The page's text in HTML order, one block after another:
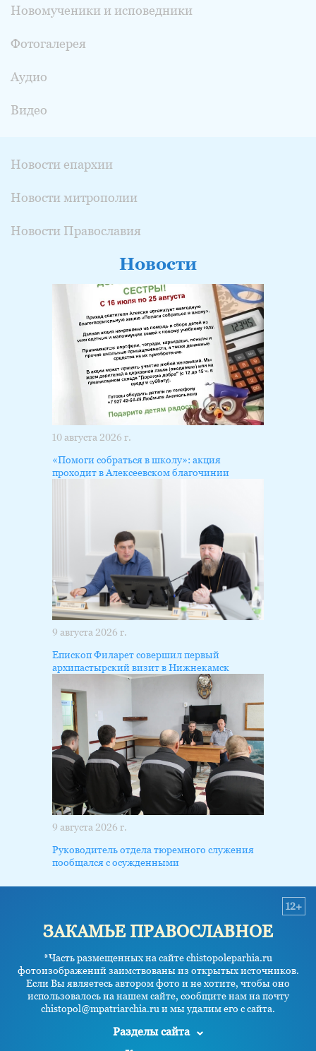
Новомученики и исповедники
Фотогалерея
Аудио
Видео
Новости епархии
Новости митрополии
Новости Православия
Новости
10 августа 2026 г.
«Помоги собраться в школу»: акция
проходит в Алексеевском благочинии
9 августа 2026 г.
Епископ Филарет совершил первый
архипастырский визит в Нижнекамск
9 августа 2026 г.
Руководитель отдела тюремного служения
пообщался с осужденными
ЗАКАМЬЕ ПРАВОСЛАВНОЕ
*Часть размещенных на сайте chistopoleparhia.ru
фотоизображений заимствованы из открытых источников.
Если Вы являетесь автором фото и не хотите, чтобы оно
использовалось на нашем сайте, сообщите нам на почту
chistopol@mpatriarchia.ru и мы удалим его с сайта.
12+
Разделы сайта